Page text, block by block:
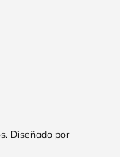
Diseñado por